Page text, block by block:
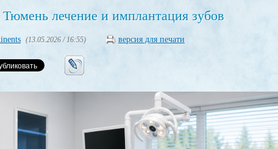
лечение и имплантация зубов
(13.05.2026 / 16:55) версия для печати